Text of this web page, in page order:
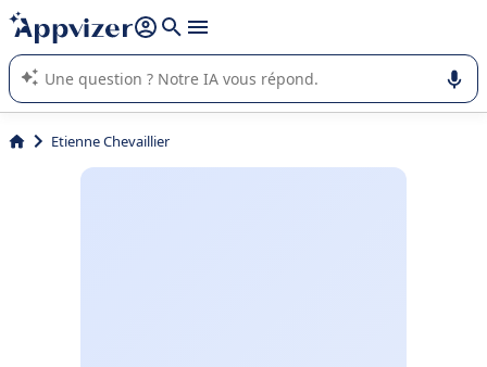
répondre (plusieurs lignes avec
L'IA de Appvizer vous guide dans l'utilisation ou la sélection de
logiciel SaaS en entreprise.
Etienne Chevaillier